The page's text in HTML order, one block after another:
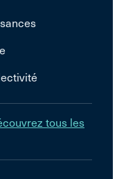
tous les